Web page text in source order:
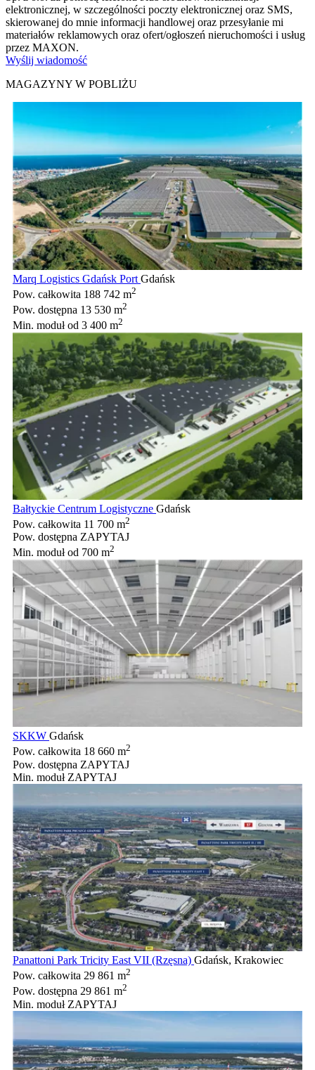
elektronicznej, w szczególności poczty elektronicznej oraz SMS,
skierowanej do mnie informacji handlowej oraz przesyłanie mi
materiałów reklamowych oraz ofert/ogłoszeń nieruchomości i usług
przez MAXON.
Wyślij wiadomość
MAGAZYNY W POBLIŻU
Marq Logistics Gdańsk Port Gdańsk
Pow. całkowita 188 742 m2
Pow. dostępna 13 530 m2
Min. modułod 3 400 m2
Bałtyckie Centrum Logistyczne Gdańsk
Pow. całkowita 11 700 m2
Pow. dostępna ZAPYTAJ
Min. modułod 700 m2
SKKW Gdańsk
Pow. całkowita 18 660 m2
Pow. dostępna ZAPYTAJ
Min. moduł ZAPYTAJ
Panattoni Park Tricity East VII (Rzęsna) Gdańsk, Krakowiec
Pow. całkowita 29 861 m2
Pow. dostępna 29 861 m2
Min. moduł ZAPYTAJ